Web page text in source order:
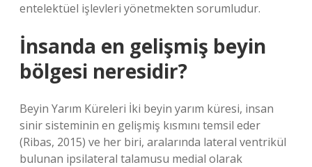
entelektüel işlevleri yönetmekten sorumludur.
İnsanda en gelişmiş beyin
bölgesi neresidir?
Beyin Yarım Küreleri İki beyin yarım küresi, insan
sinir sisteminin en gelişmiş kısmını temsil eder
(Ribas, 2015) ve her biri, aralarında lateral ventrikül
bulunan ipsilateral talamusu medial olarak